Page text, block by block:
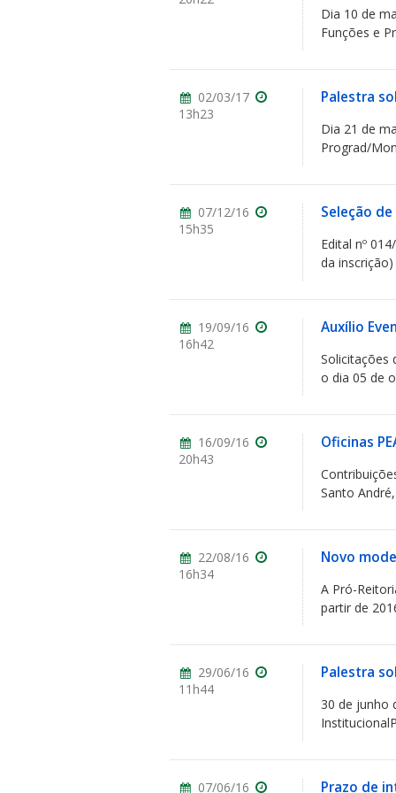
Dia 10 de
Funções e
Palestra
Dia 21 de
Prograd/
02/03/17
13h23
Seleção
Edital nº
da
07/12/16
15h35
Auxílio
Solicitações
o dia 05 de
19/09/16
16h42
Oficinas
Santo
16/09/16
20h43
Novo
A Pró-
partir de
22/08/16
16h34
Palestra
30 de junho
29/06/16
11h44
Prazo de
07/06/16